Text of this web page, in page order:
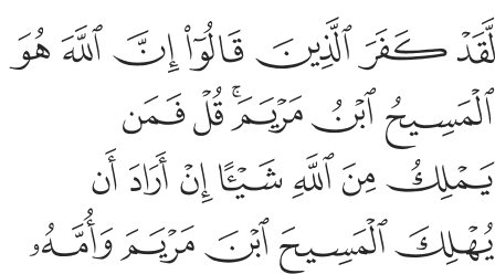
لقد كفر الذين قالوا ان الله هو المسيح ابن مريم قل فمن يملك من
لَّقَدْ كَفَرَ ٱلَّذِينَ قَالُوٓا۟ إِنَّ ٱللَّهَ هُوَ ٱلْمَسِيحُ ٱبْنُ مَرْيَمَ ۚ قُلْ فَمَن
ﲈﲉﲊﲋﲌﲍﲎ
ﲏﲐﲑﲒﲓﲔ
ﲕﲖﲗﲘﲙ ﲚ ﲛ
ﲜﲝﲞﲟﲠ